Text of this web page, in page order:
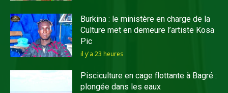
Burkina : le ministère en charge de la
Culture met en demeure l’artiste Kosa
Pic
il y'a 23 heures
Pisciculture en cage flottante à Bagré :
plongée dans les eaux